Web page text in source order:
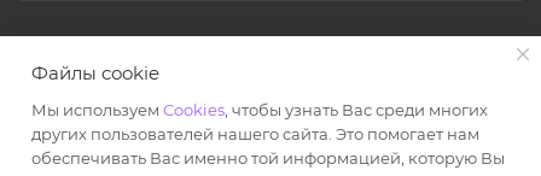
Все права защищены.
Powered by: WebdEvILoper
Файлы cookie
Мы используем Cookies , чтобы узнать Вас среди многих
других пользователей нашего сайта. Это помогает нам
обеспечивать Вас именно той информацией, которую Вы